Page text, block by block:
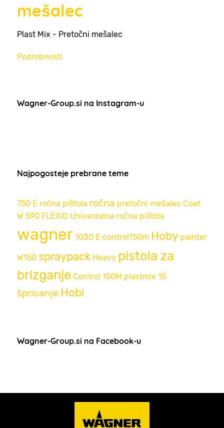
mešalec
Plast Mix - Pretočni mešalec
Podrobnosti
Wagner-Group.si na Instagram-u
Najpogosteje prebrane teme
750 E ročna pištola ročna pretočni mešalec Coat
W 590 FLEXiO Univerzalna ročna pištola
wagner 1030 E control150m Hoby painter
W150 spraypack Heavy pistola za
brizganje Control 150M plastmix 15
špricanje Hobi
Wagner-Group.si na Facebook-u